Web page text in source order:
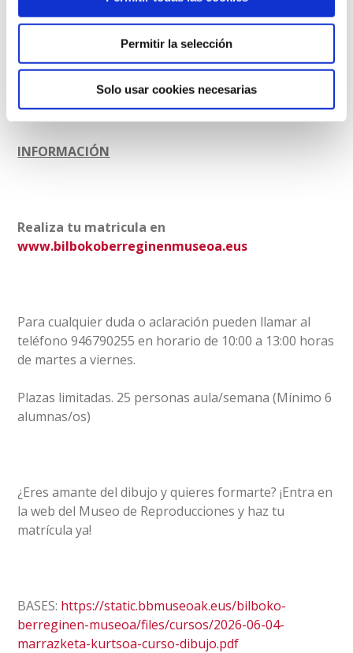
Permitir la selección
Solo usar cookies necesarias
naturales y sintéticos, así como a la incidencia de la
luz sobre ellos. Se practicará la técnica de la anotipia
sintéticos y se elaborarán acuarelas propias.
INFORMACIÓN
Realiza tu matricula en
www.bilbokoberreginenmuseoa.eus
Para cualquier duda o aclaración pueden llamar al
teléfono 946790255 en horario de 10:00 a 13:00 horas
de martes a viernes.
Plazas limitadas. 25 personas aula/semana (Mínimo 6
alumnas/os)
¿Eres amante del dibujo y quieres formarte? ¡Entra en
la web del Museo de Reproducciones y haz tu
matrícula ya!
BASES: https://static.bbmuseoak.eus/bilboko-
berreginen-museoa/files/cursos/2026-06-04-
marrazketa-kurtsoa-curso-dibujo.pdf